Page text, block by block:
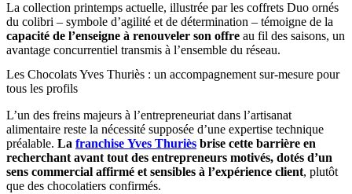
La collection printemps actuelle, illustrée par les coffrets Duo ornés
du colibri – symbole d’agilité et de détermination – témoigne de la
capacité de l’enseigne à renouveler son offre au fil des saisons, un
avantage concurrentiel transmis à l’ensemble du réseau.
Les Chocolats Yves Thuriès : un accompagnement sur-mesure pour
tous les profils
L’un des freins majeurs à l’entrepreneuriat dans l’artisanat
alimentaire reste la nécessité supposée d’une expertise technique
préalable. La franchise Yves Thuriès brise cette barrière en
recherchant avant tout des entrepreneurs motivés, dotés d’un
sens commercial affirmé et sensibles à l’expérience client, plutôt
que des chocolatiers confirmés.